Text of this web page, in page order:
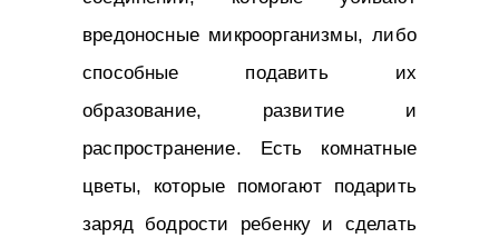
вредоносные микроорганизмы, либо
способные подавить их
образование, развитие и
распространение. Есть комнатные
цветы, которые помогают подарить
заряд бодрости ребенку и сделать